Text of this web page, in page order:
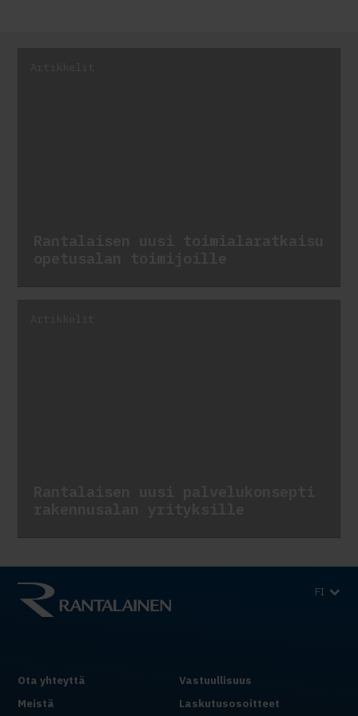
FI
Ota yhteyttä
Meistä
Vastuullisuus
Laskutusosoitteet